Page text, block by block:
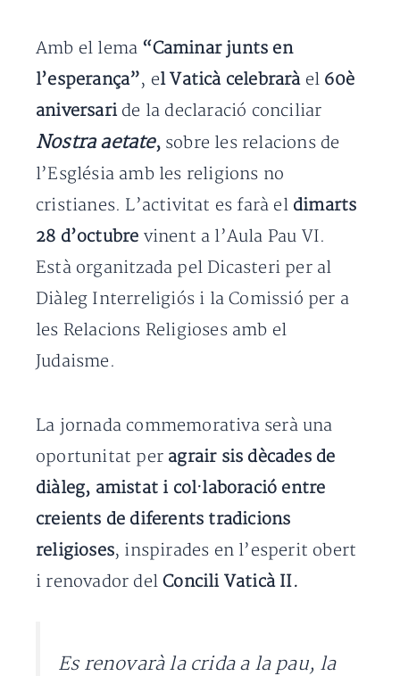
Amb el lema “Caminar junts en
l’esperança”, el Vaticà celebrarà el 60è
aniversaride la declaració conciliar
Nostra aetate,sobre les relacions de
l’Església amb les religions no
cristianes. L’activitat es farà el dimarts
28 d’octubre vinent a l’Aula Pau VI.
Està organitzada pel Dicasteri per al
Diàleg Interreligiós i la Comissió per a
les Relacions Religioses amb el
Judaisme.
La jornada commemorativa serà una
oportunitat per agrair sis dècades de
diàleg, amistat i col·laboració entre
creients de diferents tradicions
religioses, inspirades en l’esperit obert
i renovador delConcili Vaticà II.
Es renovarà la crida a la pau, la